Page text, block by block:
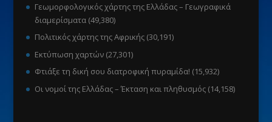
Γεωμορφολογικός χάρτης της Ελλάδας – Γεωγραφικά
διαμερίσματα (49,380)
Πολιτικός χάρτης της Αφρικής (30,191)
Εκτύπωση χαρτών (27,301)
Φτιάξε τη δική σου διατροφική πυραμίδα! (15,932)
Οι νομοί της Ελλάδας – Έκταση και πληθυσμός (14,158)